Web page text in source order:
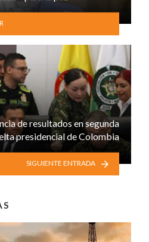
de resultados en segunda
presidencial de Colombia
SIGUIENTE ENTRADA